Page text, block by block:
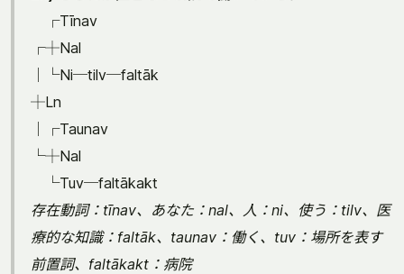
┌Tīnav
┌┼Nal
│└Ni─tilv─faltāk
┼Ln
│┌Taunav
└┼Nal
└Tuv─faltākakt
存在動詞：tīnav、あなた：nal、人：ni、使う：tilv、医
療的な知識：faltāk、taunav：働く、tuv：場所を表す
前置詞、faltākakt：病院